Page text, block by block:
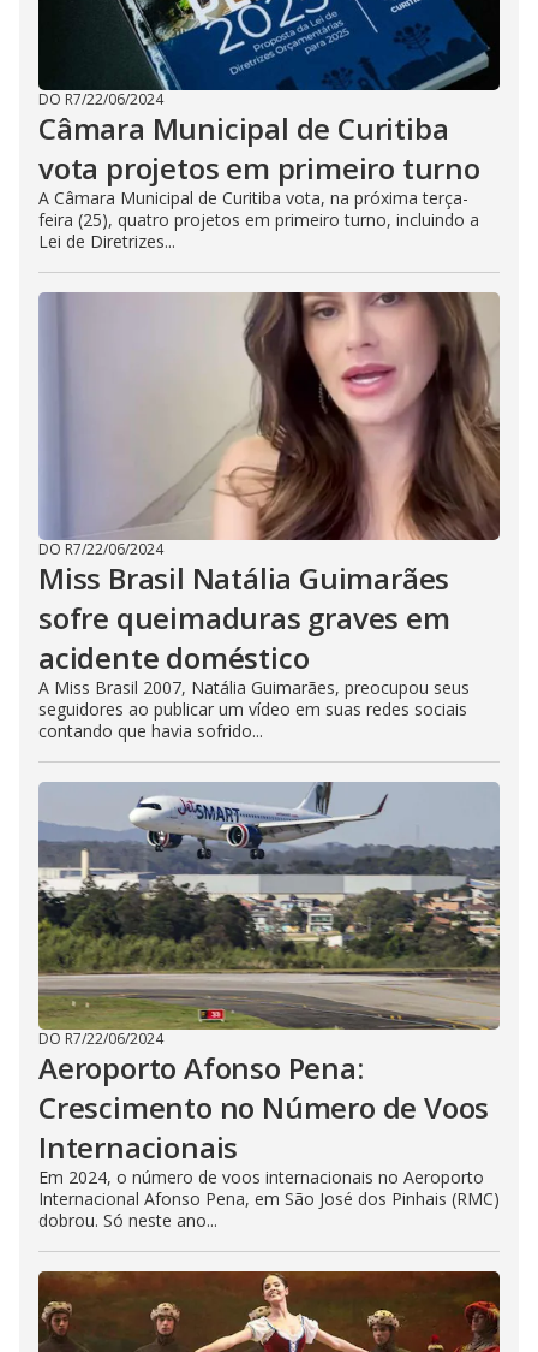
DO R7/22/06/2024
Câmara Municipal de Curitiba
vota projetos em primeiro turno
A Câmara Municipal de Curitiba vota, na próxima terça-
feira (25), quatro projetos em primeiro turno, incluindo a
Lei de Diretrizes...
DO R7/22/06/2024
Miss Brasil Natália Guimarães
sofre queimaduras graves em
acidente doméstico
A Miss Brasil 2007, Natália Guimarães, preocupou seus
seguidores ao publicar um vídeo em suas redes sociais
contando que havia sofrido...
DO R7/22/06/2024
Aeroporto Afonso Pena:
Crescimento no Número de Voos
Internacionais
Em 2024, o número de voos internacionais no Aeroporto
Internacional Afonso Pena, em São José dos Pinhais (RMC)
dobrou. Só neste ano...